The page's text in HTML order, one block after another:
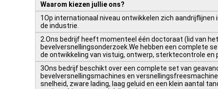
Waarom kiezen jullie ons?
1Op internationaal niveau ontwikkelen zich
de industrie.
2.Ons bedrijf heeft momenteel één doctoraat (lid van
bevelversnellingsonderzoek.We hebben een complete
de ontwikkeling van vistuig, ontwerp, sterktecontrole en
3Ons bedrijf beschikt over een complete set van
bevelversnellingsmachines en
snelheid, zware lading, laag geluid en een klein aantal